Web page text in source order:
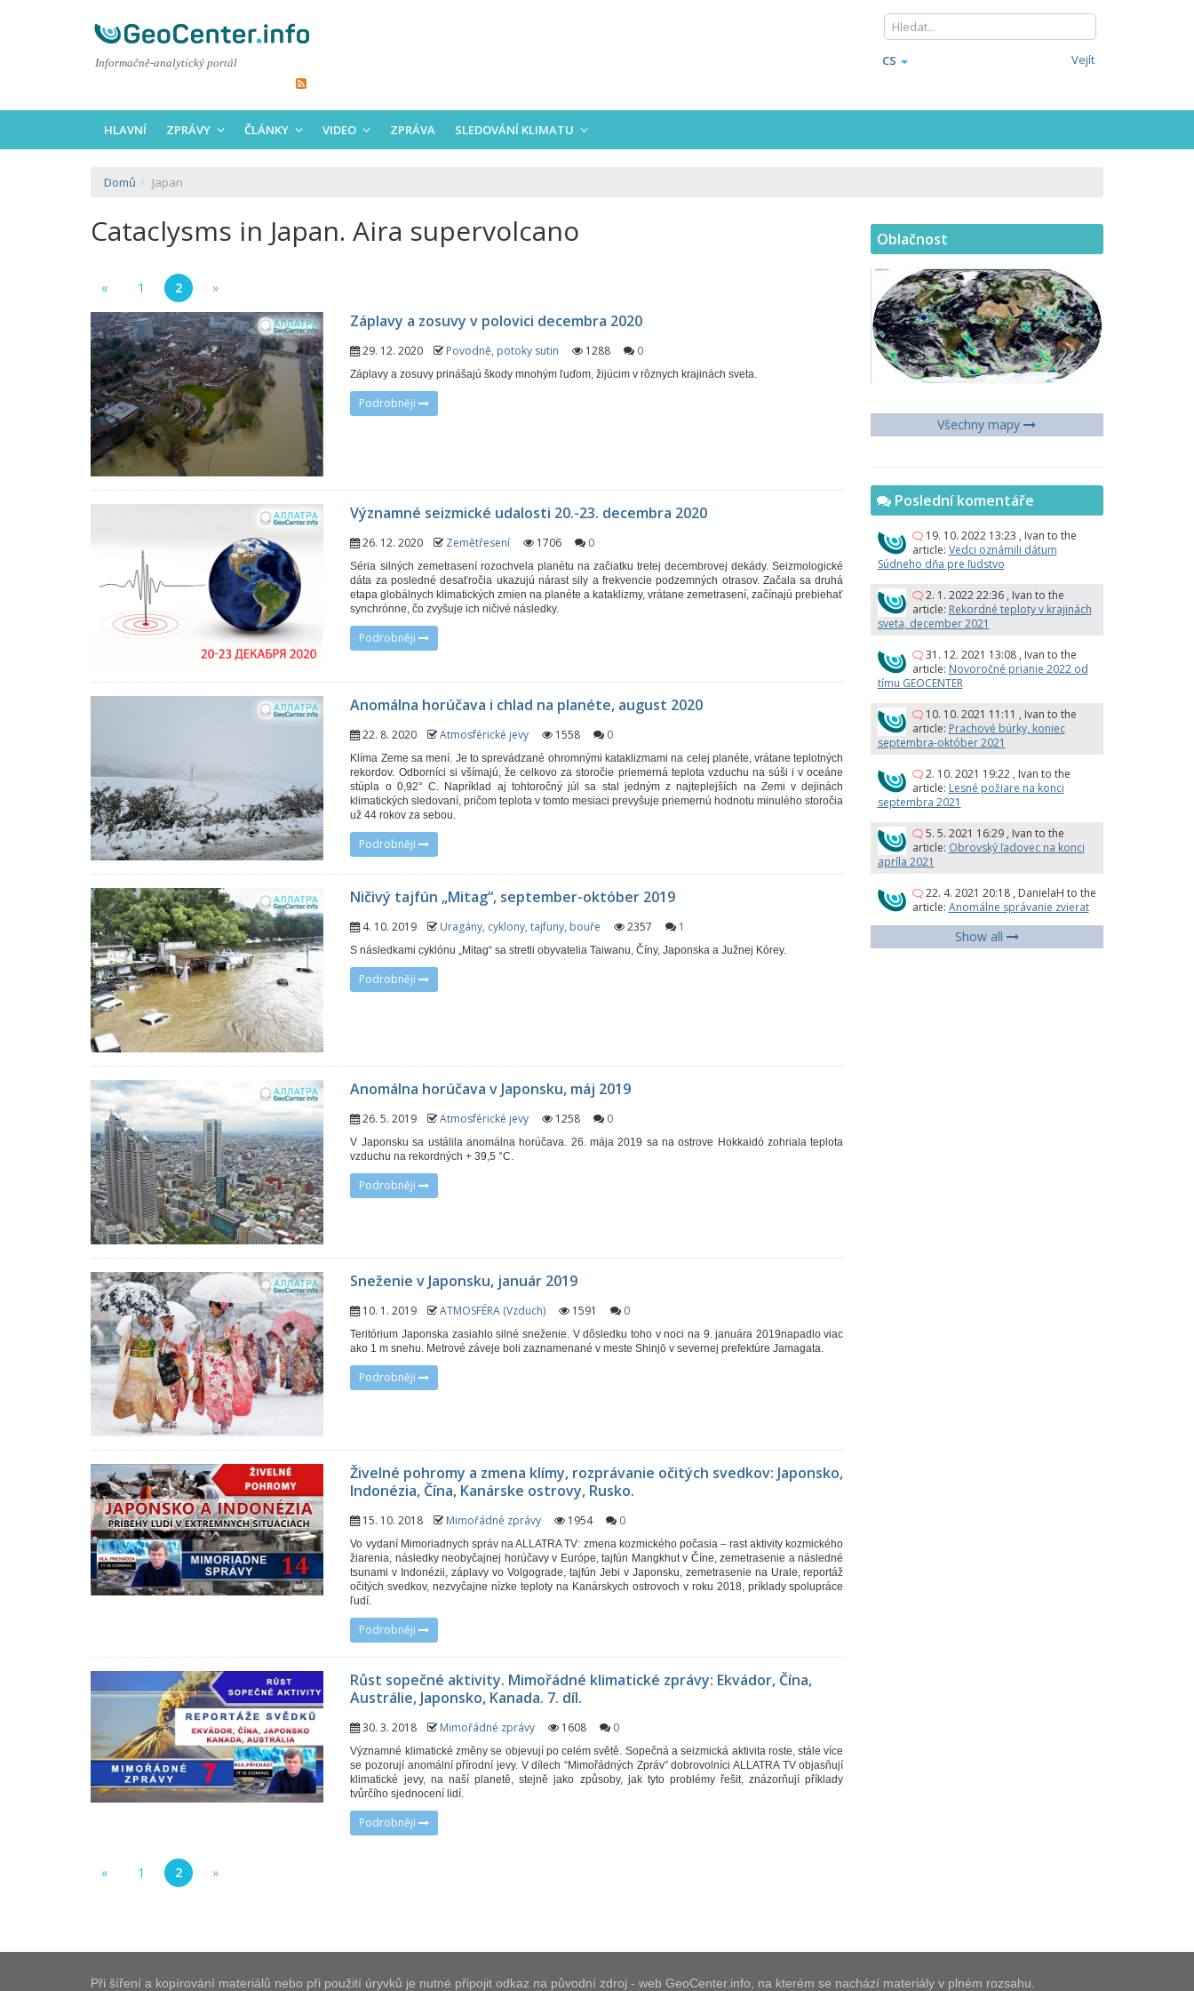
Informačně-analytický portál CS Vejít
HLAVNÍ ZPRÁVY ČLÁNKY VIDEO ZPRÁVA SLEDOVÁNÍ KLIMATU
Domů Japan
Cataclysms in Japan. Aira supervolcano
« 1 2 »
Záplavy a zosuvy v polovici decembra 2020
29. 12. 2020 Povodně, potoky sutin 1288 0
Záplavy a zosuvy prinášajú škody mnohým ľuďom, žijúcim v rôznych krajinách sveta.
Podrobněji
Významné seizmické udalosti 20.-23. decembra 2020
26. 12. 2020 Zemětřesení 1706 0
Séria silných zemetrasení rozochvela planétu na začiatku tretej decembrovej dekády. Seizmologické
dáta za posledné desaťročia ukazujú nárast sily a frekvencie podzemných otrasov. Začala sa druhá
etapa globálnych klimatických zmien na planéte a kataklizmy, vrátane zemetrasení, začínajú prebiehať
synchrónne, čo zvyšuje ich ničivé následky.
Podrobněji
Anomálna horúčava i chlad na planéte, august 2020
22. 8. 2020 Atmosférické jevy 1558 0
Klíma Zeme sa mení. Je to sprevádzané ohromnými kataklizmami na celej planéte, vrátane teplotných
rekordov. Odborníci si všímajú, že celkovo za storočie priemerná teplota vzduchu na súši i v oceáne
stúpla o 0,92° C. Napríklad aj tohtoročný júl sa stal jedným z najteplejších na Zemi v dejinách
klimatických sledovaní, pričom teplota v tomto mesiaci prevyšuje priemernú hodnotu minulého storočia
už 44 rokov za sebou.
Podrobněji
Ničivý tajfún „Mitag“, september-október 2019
4. 10. 2019 Uragány, cyklony, tajfuny, bouře 2357 1
S následkami cyklónu „Mitag“ sa stretli obyvatelia Taiwanu, Číny, Japonska a Južnej Kórey.
Podrobněji
Anomálna horúčava v Japonsku, máj 2019
26. 5. 2019 Atmosférické jevy 1258 0
V Japonsku sa ustálila anomálna horúčava. 26. mája 2019 sa na ostrove Hokkaidó zohriala teplota
vzduchu na rekordných + 39,5 °C.
Podrobněji
Sneženie v Japonsku, január 2019
10. 1. 2019 ATMOSFÉRA (Vzduch) 1591 0
Teritórium Japonska zasiahlo silné sneženie. V dôsledku toho v noci na 9. januára 2019napadlo viac
ako 1 m snehu. Metrové záveje boli zaznamenané v meste Shinjō v severnej prefektúre Jamagata.
Podrobněji
Živelné pohromy a zmena klímy, rozprávanie očitých svedkov: Japonsko,
Indonézia, Čína, Kanárske ostrovy, Rusko.
15. 10. 2018 Mimořádné zprávy 1954 0
Vo vydaní Mimoriadnych správ na ALLATRA TV: zmena kozmického počasia – rast aktivity kozmického
žiarenia, následky neobyčajnej horúčavy v Európe, tajfún Mangkhut v Číne, zemetrasenie a následné
tsunami v Indonézii, záplavy vo Volgograde, tajfún Jebi v Japonsku, zemetrasenie na Urale, reportáž
očitých svedkov, nezvyčajne nízke teploty na Kanárskych ostrovoch v roku 2018, príklady spolupráce
ľudí.
Podrobněji
Růst sopečné aktivity. Mimořádné klimatické zprávy: Ekvádor, Čína,
Austrálie, Japonsko, Kanada. 7. díl.
30. 3. 2018 Mimořádné zprávy 1608 0
Významné klimatické změny se objevují po celém světě. Sopečná a seizmická aktivita roste, stále více
se pozorují anomální přírodní jevy. V dílech “Mimořádných Zpráv” dobrovolníci ALLATRA TV objasňují
klimatické jevy, na naší planetě, stejně jako způsoby, jak tyto problémy řešit, znázorňují příklady
tvůrčího sjednocení lidí.
Podrobněji
« 1 2 »
Oblačnost
Všechny mapy
Poslední komentáře
19. 10. 2022 13:23 , Ivan to the
article: Vedci oznámili dátum
Súdneho dňa pre ľudstvo
2. 1. 2022 22:36 , Ivan to the
article: Rekordné teploty v krajinách
sveta, december 2021
31. 12. 2021 13:08 , Ivan to the
article: Novoročné prianie 2022 od
tímu GEOCENTER
10. 10. 2021 11:11 , Ivan to the
article: Prachové búrky, koniec
septembra-október 2021
2. 10. 2021 19:22 , Ivan to the
article: Lesné požiare na konci
septembra 2021
5. 5. 2021 16:29 , Ivan to the
article: Obrovský ľadovec na konci
apríla 2021
22. 4. 2021 20:18 , DanielaH to the
article: Anomálne správanie zvierat
Show all
Při šíření a kopírování materiálů nebo při použití úryvků je nutné připojit odkaz na původní zdroj - web GeoCenter.info, na kterém se nachází materiály v plném rozsahu.